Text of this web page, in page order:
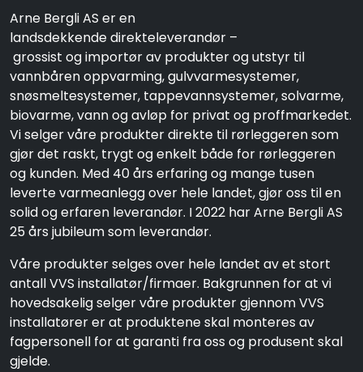
Arne Bergli AS er en
landsdekkende direkteleverandør –
grossist og importør av produkter og utstyr til
vannbåren oppvarming, gulvvarmesystemer,
snøsmeltesystemer, tappevannsystemer, solvarme,
biovarme, vann og avløp for privat og proffmarkedet.
Vi selger våre produkter direkte til rørleggeren som
gjør det raskt, trygt og enkelt både for rørleggeren
og kunden. Med 40 års erfaring og mange tusen
leverte varmeanlegg over hele landet, gjør oss til en
solid og erfaren leverandør. I 2022 har Arne Bergli AS
25 års jubileum som leverandør.
Våre produkter selges over hele landet av et stort
antall VVS installatør/firmaer. Bakgrunnen for at vi
hovedsakelig selger våre produkter gjennom VVS
installatører er at produktene skal monteres av
fagpersonell for at garanti fra oss og produsent skal
gjelde.